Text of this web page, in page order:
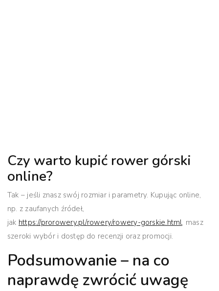
Czy warto kupić rower górski
online?
Tak – jeśli znasz swój rozmiar i parametry. Kupując online,
np. z zaufanych źródeł,
jak https://prorowery.pl/rowery/rowery-gorskie.html, masz
szeroki wybór i dostęp do recenzji oraz promocji.
Podsumowanie – na co
naprawdę zwrócić uwagę